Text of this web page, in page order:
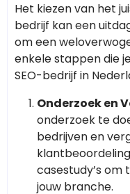
Het kiezen van het
bedrijf kan een
om een
enkele stappen die
SEO-bedrijf in
Onderzoek en
onderzoek te
bedrijven en
casestudy’s om
jouw branche.